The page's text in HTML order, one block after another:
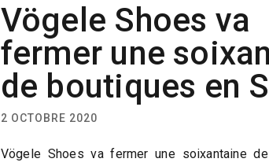
Vögele Shoes va
fermer une
de boutiques en
2 OCTOBRE 2020
Vögele Shoes va fermer une soixantaine